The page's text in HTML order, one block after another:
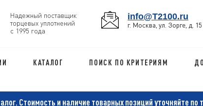
Надежный поставщик
торцевых уплотнений
с 1995 года
info@T2100.ru
г. Москва, ул. Зорге, д. 15
КАТАЛОГ ПОИСК ПО КРИТЕРИЯМ
Стоимость и наличие товарных позиций уточняйте по